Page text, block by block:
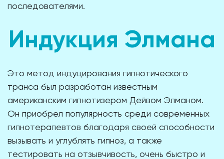
последователями.
Индукция Элмана
Это метод индуцирования гипнотического
транса был разработан известным
американским гипнотизером Дейвом Элманом.
Он приобрел популярность среди современных
гипнотерапевтов благодаря своей способности
вызывать и углублять гипноз, а также
тестировать на отзывчивость, очень быстро и